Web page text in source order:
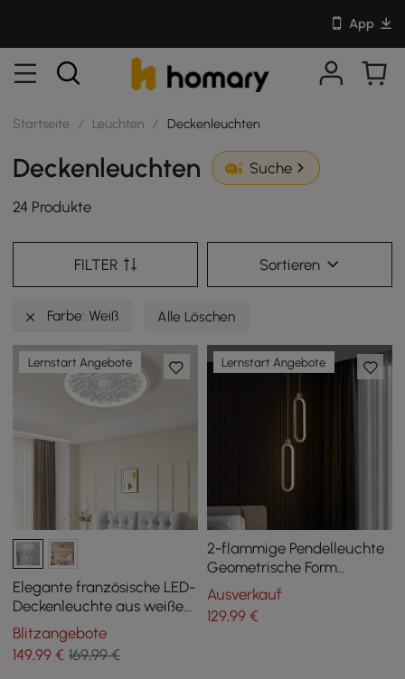
App
Startseite / Leuchten / Deckenleuchten
Deckenleuchten Suche
24 Produkte
FILTER Sortieren
Farbe: Weiß Alle Löschen
Lernstart Angebote
Elegante französische LED-
Deckenleuchte aus weißem
Kunstharz mit 3D-
Schnitzerei
Blitzangebote
149,99 € 169,99 €
Lernstart Angebote
2-flammige Pendelleuchte
Geometrische Form
Deckenleuchte
höhenverstellbar
Ausverkauf
129,99€